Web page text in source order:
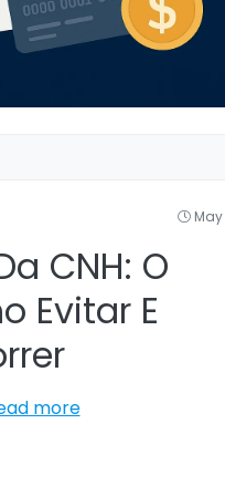
May
CNH: O
Evitar E
more